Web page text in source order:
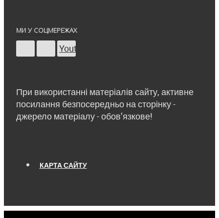
МИ У СОЦМЕРЕЖАХ
Youtube
При використанні матеріалів сайту, активне
посилання безпосередньо на сторінку -
джерело матеріалу - обов’язкове!
КАРТА САЙТУ